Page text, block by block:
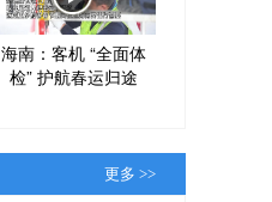
海南：客机 “全面体
检” 护航春运归途
更多 >>